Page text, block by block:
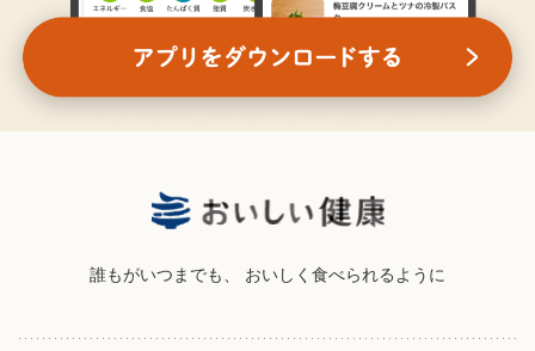
誰もがいつまでも、 おいしく食べられるように